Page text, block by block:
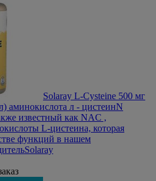
Solaray L-Cysteine 500 мг
аминокислота л - цистеинN
известный как NAC ,
L-цистеина, которая
функций в нашем
Solaray